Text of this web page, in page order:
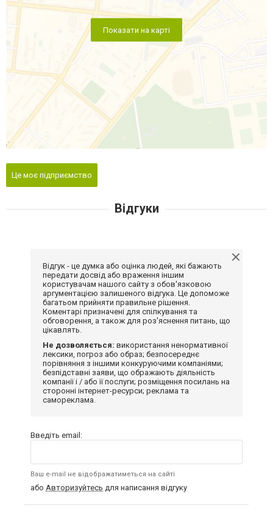
Показати на карті
Це моє підприємство
Відгуки
Відгук - це думка або оцінка людей, які бажають
передати досвід або враження іншим
користувачам нашого сайту з обов'язковою
аргументацією залишеного відгука. Це допоможе
багатьом прийняти правильне рішення.
Коментарі призначені для спілкування та
обговорення, а також для роз'яснення питань, що
цікавлять.
Не дозволяється: використання ненормативної
лексики, погроз або образ; безпосереднє
порівняння з іншими конкуруючими компаніями;
безпідставні заяви, що ображають діяльність
компанії і / або її послуги; розміщення посилань на
сторонні інтернет-ресурси; реклама та
самореклама.
Введіть email:
Ваш e-mail не відображатиметься на сайті
або Авторизуйтесь для написання відгуку